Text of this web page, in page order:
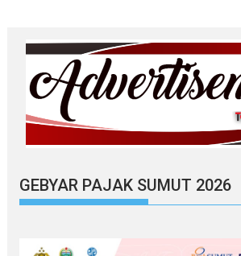
GEBYAR PAJAK SUMUT 2026